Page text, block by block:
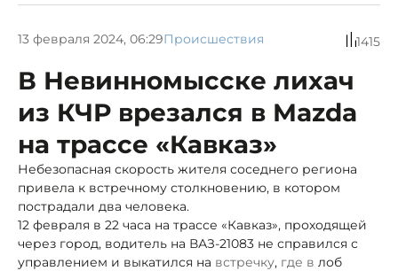
13 февраля 2024, 06:29Происшествия 1415
В Невинномысске лихач
из КЧР врезался в Мazda
на трассе «Кавказ»
Небезопасная скорость жителя соседнего региона
привела к встречному столкновению, в котором
пострадали два человека.
12 февраля в 22 часа на трассе «Кавказ», проходящей
через город, водитель на ВАЗ-21083 не справился с
управлением и выкатился на встречку, где в лоб